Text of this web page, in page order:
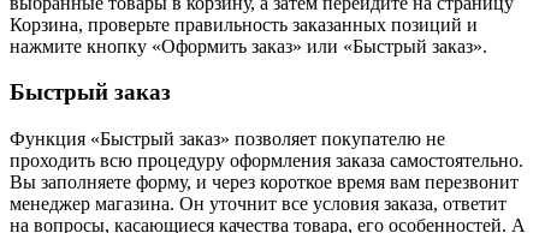
Корзина, проверьте правильность заказанных позиций и
нажмите кнопку «Оформить заказ» или «Быстрый заказ».
Быстрый заказ
Функция «Быстрый заказ» позволяет покупателю не
проходить всю процедуру оформления заказа самостоятельно.
Вы заполняете форму, и через короткое время вам перезвонит
менеджер магазина. Он уточнит все условия заказа, ответит
на вопросы, касающиеся качества товара, его особенностей. А